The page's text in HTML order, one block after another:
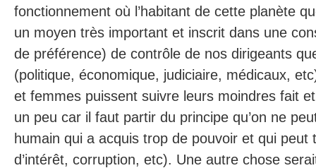
fonctionnement où l’habitant de cette planète
un moyen très important et inscrit dans une
de préférence) de contrôle de nos dirigeants
(politique, économique, judiciaire, médicaux,
et femmes puissent suivre leurs moindres fait
un peu car il faut partir du principe qu’on ne
humain qui a acquis trop de pouvoir et qui peut
d’intérêt, corruption, etc). Une autre chose